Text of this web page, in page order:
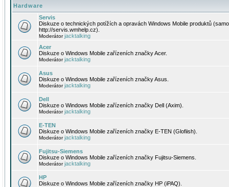
Hardware
Servis
Diskuze o technických potížích a opravách Windows Mobile produktů
http://servis.wmhelp.cz).
Moderátorjacktalking
Acer
Diskuze o Windows Mobile zařízeních značky Acer.
Moderátorjacktalking
Asus
Diskuze o Windows Mobile zařízeních značky Asus.
Moderátorjacktalking
Dell
Diskuze o Windows Mobile zařízeních značky Dell (Axim).
Moderátorjacktalking
E-TEN
Diskuze o Windows Mobile zařízeních značky E-TEN (Glofiish).
Moderátorjacktalking
Fujitsu-Siemens
Diskuze o Windows Mobile zařízeních značky Fujitsu-Siemens.
Moderátorjacktalking
HP
Diskuze o Windows Mobile zařízeních značky HP (iPAQ).